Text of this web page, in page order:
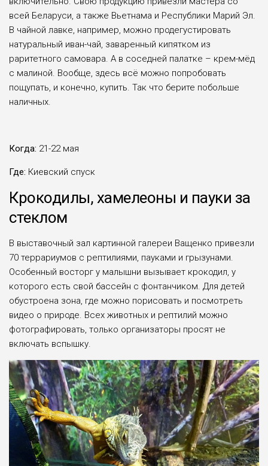
всей Беларуси, а также Вьетнама и Республики Марий Эл.
В чайной лавке, например, можно продегустировать
натуральный иван-чай, заваренный кипятком из
раритетного самовара. А в соседней палатке – крем-мёд
с малиной. Вообще, здесь всё можно попробовать
пощупать, и конечно, купить. Так что берите побольше
наличных.
Когда: 21-22 мая
Где: Киевский спуск
Крокодилы, хамелеоны и пауки за
стеклом
В выставочный зал картинной галереи Ващенко привезли
70 террариумов с рептилиями, пауками и грызунами.
Особенный восторг у малышни вызывает крокодил, у
которого есть свой бассейн с фонтанчиком. Для детей
обустроена зона, где можно порисовать и посмотреть
видео о природе. Всех животных и рептилий можно
фотографировать, только организаторы просят не
включать вспышку.